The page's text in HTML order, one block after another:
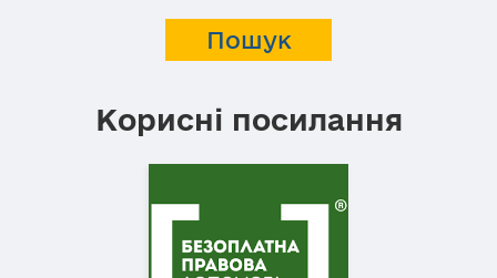
Корисні посилання